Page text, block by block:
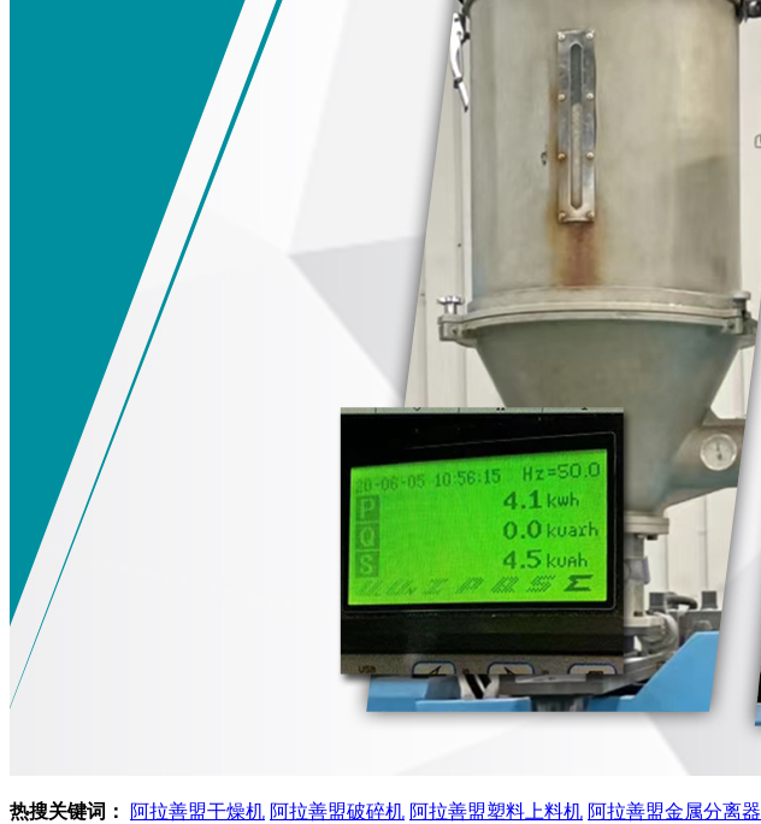
热搜关键词： 阿拉善盟干燥机 阿拉善盟破碎机 阿拉善盟塑料上料机 阿拉善盟金属分离器